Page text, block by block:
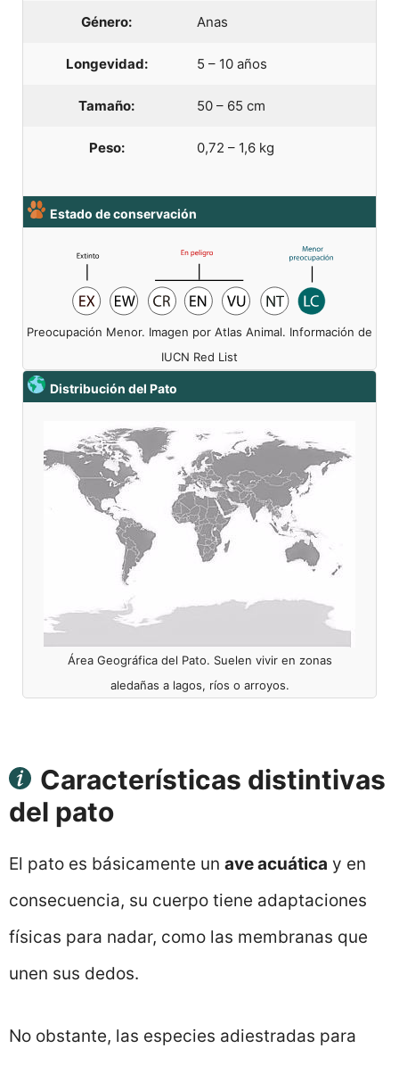
Género: Anas
Longevidad: 5 – 10 años
Tamaño: 50 – 65 cm
Peso: 0,72 – 1,6 kg
Estado de conservación
Preocupación Menor. Imagen por Atlas Animal. Información de
IUCN Red List
Distribución del Pato
Área Geográfica del Pato. Suelen vivir en zonas
aledañas a lagos, ríos o arroyos.
Características distintivas
del pato
El pato es básicamente un ave acuática y en
consecuencia, su cuerpo tiene adaptaciones
físicas para nadar, como las membranas que
unen sus dedos.
No obstante, las especies adiestradas para